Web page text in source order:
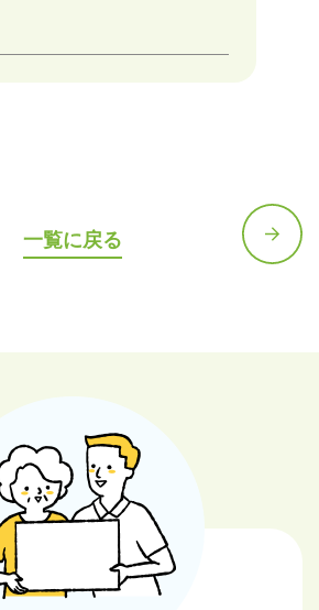
一覧に戻る